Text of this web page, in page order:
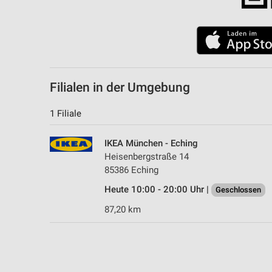
Filialen in der Umgebung
1 Filiale
IKEA München - Eching
Heisenbergstraße 14
85386 Eching
Heute 10:00 - 20:00 Uhr |
Geschlossen
87,20 km